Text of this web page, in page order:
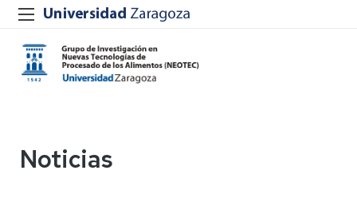
Noticias